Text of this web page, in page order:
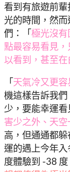
看到有旅遊前
光的時間，然
們：「極光沒有
點最容易看見
以看到，甚至在
「天氣冷又更
機這樣告訴我
少，要能幸運
害少之外、天空
高，但通通都
運的遇上今年
度體驗到 -38 度